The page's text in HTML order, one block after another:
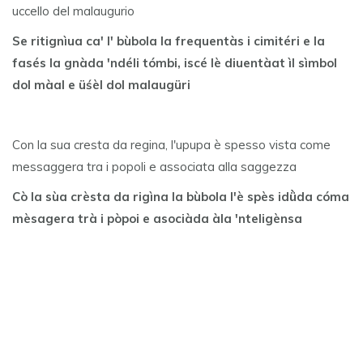
uccello del malaugurio
Se ritignìua ca' l' bùbola la frequentàs i cimitéri e la
fasés la gnàda 'ndéli tómbi, iscé lè diuentàat ìl sìmbol
dol màal e üśèl dol malaugüri
Con la sua cresta da regina, l'upupa è spesso vista come
messaggera tra i popoli e associata alla saggezza
Cò la sùa crèsta da rigìna la bùbola l'è spès idǜda cóma
mèsagera trà i pòpoi e asociàda àla 'nteligènsa